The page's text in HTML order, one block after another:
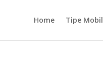
Home Tipe Mobil